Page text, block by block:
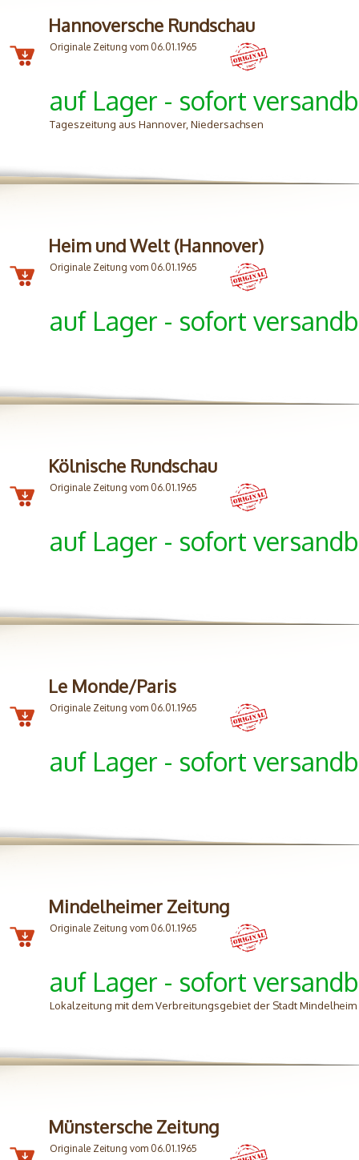
Hannoversche Rundschau
Originale Zeitung vom 06.01.1965
auf Lager - sofort
Tageszeitung aus Hannover, Niedersachsen
Heim und Welt (Hannover)
Originale Zeitung vom 06.01.1965
auf Lager - sofort
Kölnische Rundschau
Originale Zeitung vom 06.01.1965
auf Lager - sofort
Le Monde/Paris
Originale Zeitung vom 06.01.1965
auf Lager - sofort
Mindelheimer Zeitung
Originale Zeitung vom 06.01.1965
auf Lager - sofort
Lokalzeitung mit dem Verbreitungsgebiet der Stadt
Münstersche Zeitung
Originale Zeitung vom 06.01.1965